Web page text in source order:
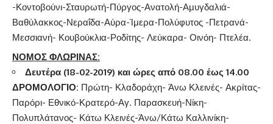
-Κοντοβούνι-Σταυρωτή-Πύργος-Ανατολή-Αμυγδαλιά-
Βαθύλακκος-Νεραΐδα-Αύρα-Ίμερα-Πολύφυτος -Πετρανά-
Μεσσιανή- Κουβούκλια-Ροδίτης- Λεύκαρα- Οινόη- Πτελέα.
ΝΟΜΟΣ ΦΛΩΡΙΝΑΣ:
Δευτέρα (18-02-2019) και ώρες από 08.00 έως 14.00
ΔΡΟΜΟΛΟΓΙΟ: Πρώτη- Κλαδοράχη- Άνω Κλεινές- Ακρίτας-
Παρόρι- Εθνικό-Κρατερό-Αγ. Παρασκευή-Νίκη-
Πολυπλάτανος- Κάτω Κλεινές-Άνω/Κάτω Καλλινίκη-